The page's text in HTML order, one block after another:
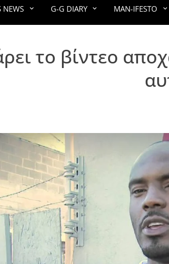
NEWS G-G DIARY MAN-IFESTO
το βίντεο